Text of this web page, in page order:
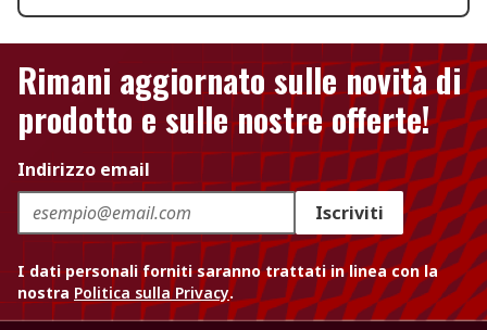
Rimani aggiornato sulle novità di
prodotto e sulle nostre offerte!
Indirizzo email
Iscriviti
I dati personali forniti saranno trattati in linea con la
nostra Politica sulla Privacy.